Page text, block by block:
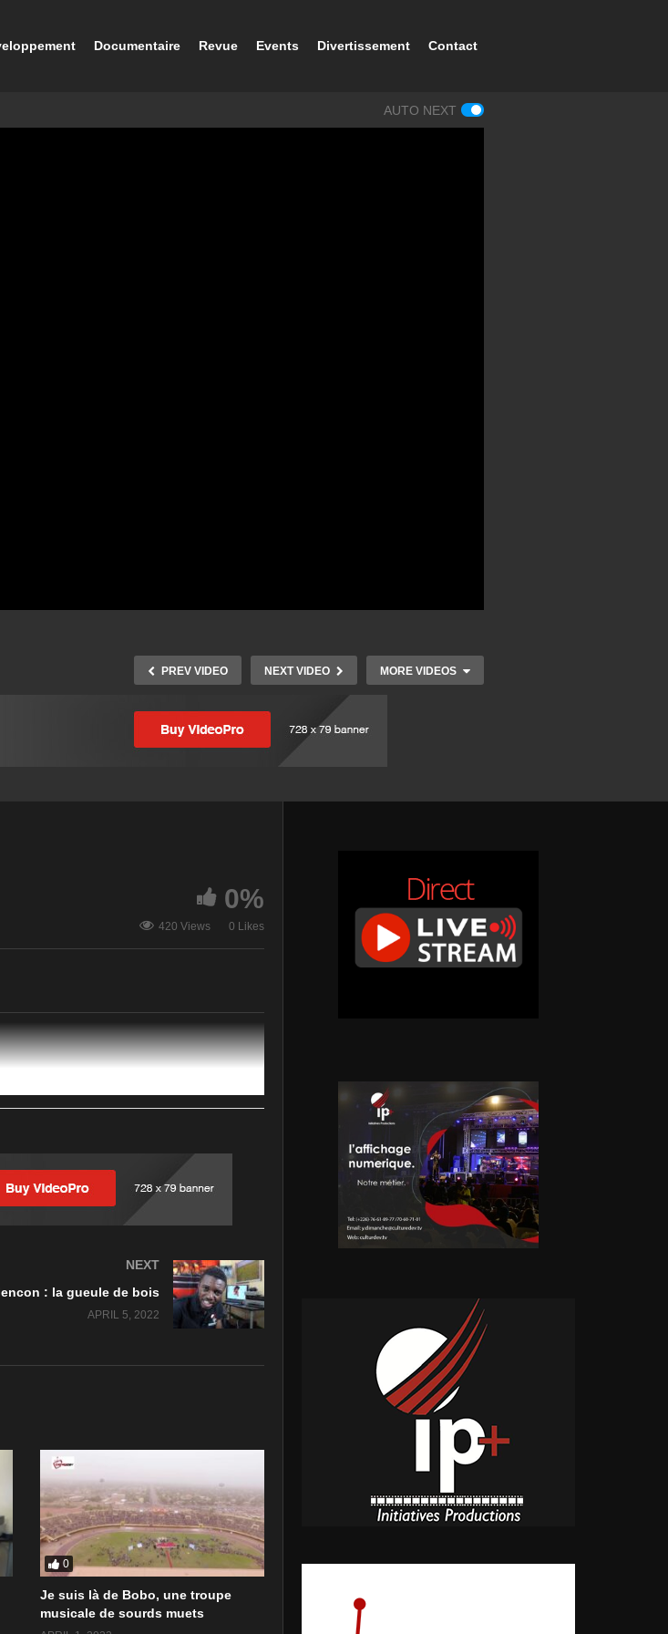
Documentaire Revue Events Divertissement Contact
AUTO NEXT
PREV VIDEO NEXT VIDEO MORE VIDEOS
0%
420 Views 0 Likes
NEXT
: la gueule de bois
APRIL 5, 2022
0
Je suis là de Bobo, une troupe
musicale de sourds muets